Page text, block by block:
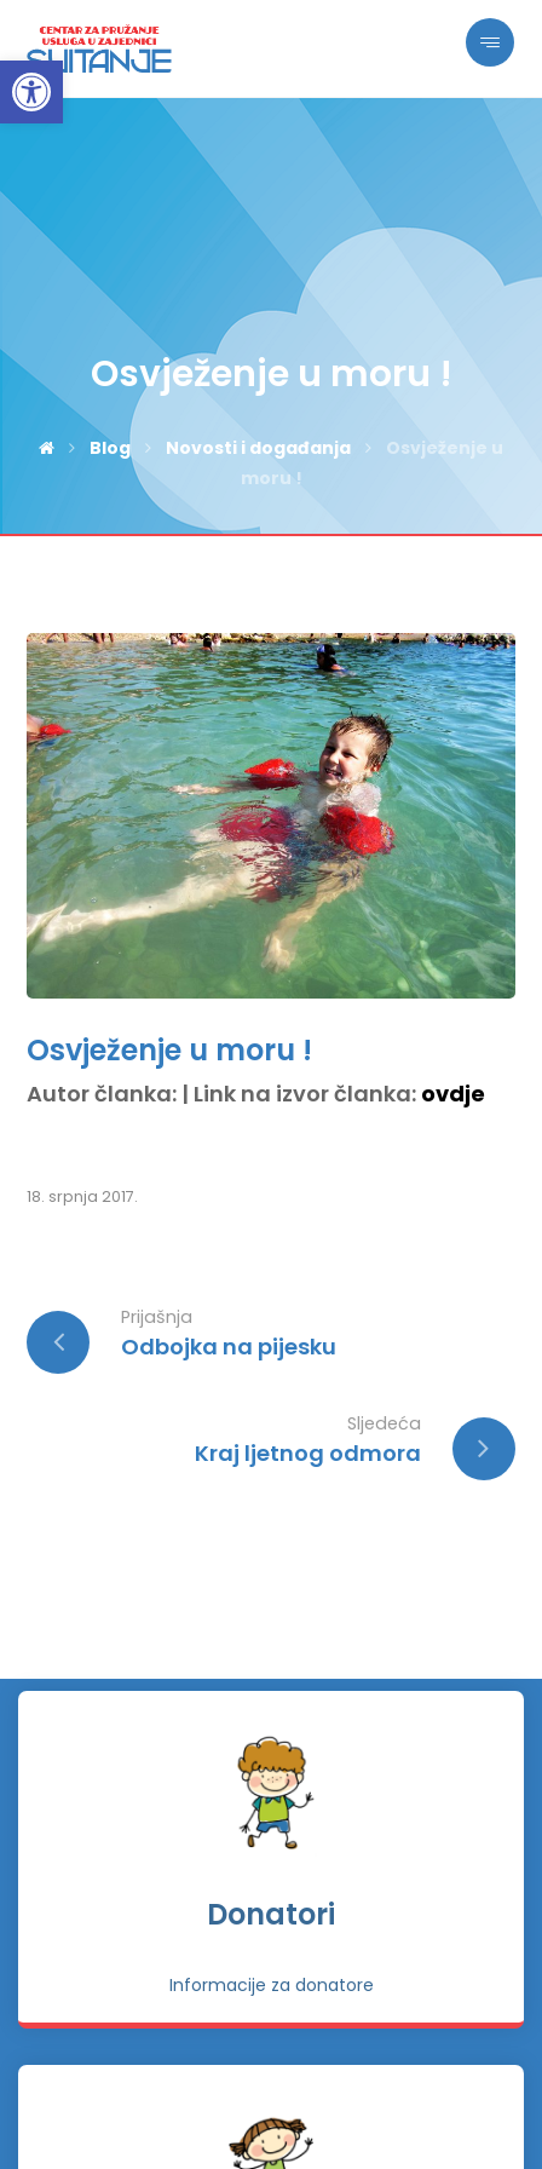
Open toolbar
Osvježenje u moru !
Blog Novosti i događanja
Osvježenje u
moru !
Osvježenje u moru !
Autor članka: | Link na izvor članka: ovdje
18. srpnja 2017.
Prijašnja
Odbojka na pijesku
Sljedeća
Kraj ljetnog odmora
Donatori
Informacije za donatore